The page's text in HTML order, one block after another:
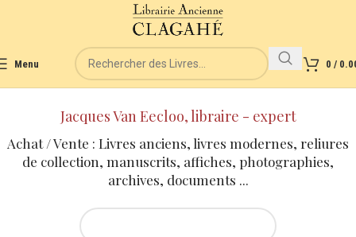
Menu 0 /
Jacques Van Eecloo, libraire - expert
Achat / Vente : Livres anciens, livres modernes, reliures
de collection, manuscrits, affiches, photographies,
archives, documents ...